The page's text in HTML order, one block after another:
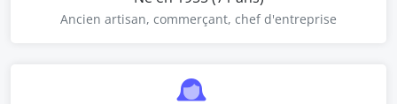
Ancien artisan, commerçant, chef d'entreprise